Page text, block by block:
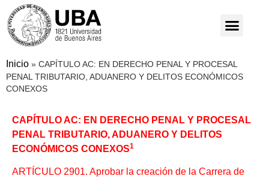
Inicio » CAPÍTULO AC: EN DERECHO PENAL Y PROCESAL
PENAL TRIBUTARIO, ADUANERO Y DELITOS ECONÓMICOS
CONEXOS
CAPÍTULO AC: EN DERECHO PENAL Y PROCESAL
PENAL TRIBUTARIO, ADUANERO Y DELITOS
ECONÓMICOS CONEXOS1
ARTÍCULO 2901. Aprobar la creación de la Carrera de